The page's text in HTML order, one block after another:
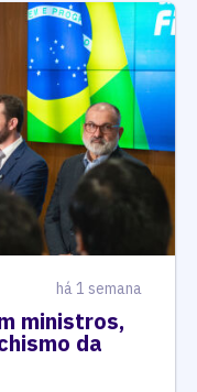
há 1 semana
ministros,
da